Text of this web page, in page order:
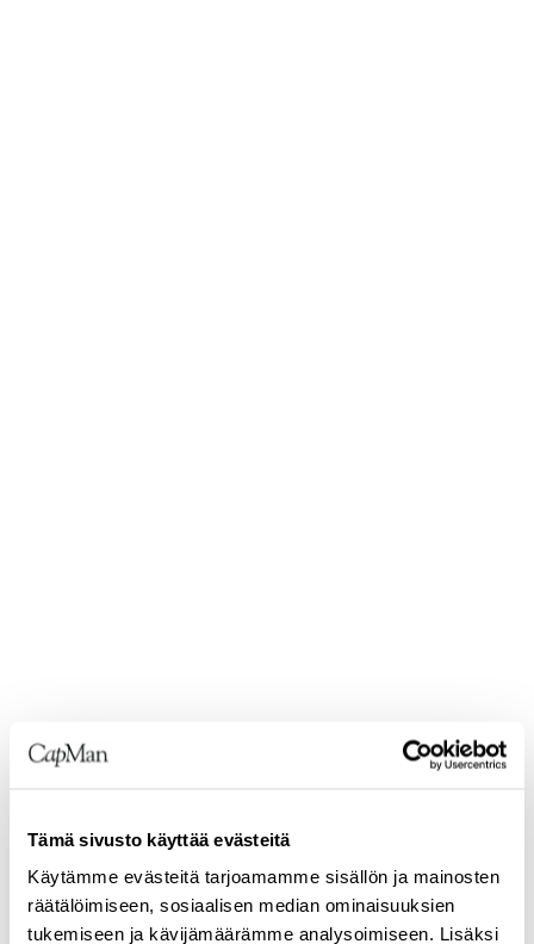
Tämä sivusto käyttää evästeitä
Käytämme evästeitä tarjoamamme sisällön ja mainosten
räätälöimiseen, sosiaalisen median ominaisuuksien
tukemiseen ja kävijämäärämme analysoimiseen. Lisäksi